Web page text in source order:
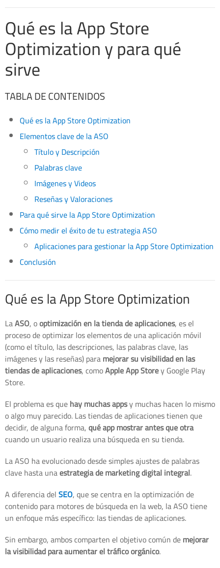
Qué es la App Store
Optimization y para qué
sirve
TABLA DE CONTENIDOS
Qué es la App Store Optimization
Elementos clave de la ASO
Título y Descripción
Palabras clave
Imágenes y Videos
Reseñas y Valoraciones
Para qué sirve la App Store Optimization
Cómo medir el éxito de tu estrategia ASO
Aplicaciones para gestionar la App Store Optimization
Conclusión
Qué es la App Store Optimization
LaASO, ooptimización en la tienda de aplicaciones, es el
proceso de optimizar los elementos de una aplicación móvil
(como el título, las descripciones, las palabras clave, las
imágenes y las reseñas) paramejorar su visibilidad en las
tiendas de aplicaciones, comoApple App Storey Google Play
Store.
El problema es quehay muchas appsy muchas hacen lo mismo
o algo muy parecido. Las tiendas de aplicaciones tienen que
decidir, de alguna forma,qué app mostrar antes que otra
cuando un usuario realiza una búsqueda en su tienda.
La ASO ha evolucionado desde simples ajustes de palabras
clave hasta unaestrategia de marketing digital integral.
A diferencia delSEO, que se centra en la optimización de
contenido para motores de búsqueda en la web, la ASO tiene
un enfoque más específico: las tiendas de aplicaciones.
Sin embargo, ambos comparten el objetivo común demejorar
la visibilidad para aumentar el tráfico orgánico.